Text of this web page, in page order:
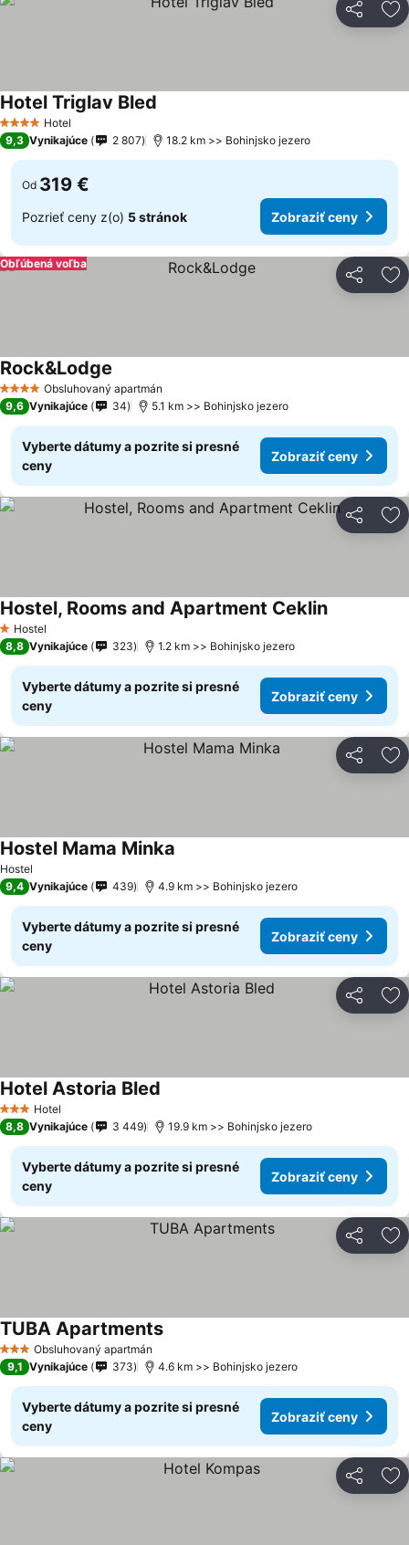
Zdieľať
4 Počet hviezdičiek
Hotel
Hotel Triglav Bled
9,3 Vynikajúce 2 807 18.2 km >> Bohinjsko jezero
Od 319 €
Pozrieť ceny z(o) 5 stránok Zobraziť ceny
Zdieľať
Obľúbená voľba
4 Počet hviezdičiek
Obsluhovaný apartmán
Rock&Lodge
9,6 Vynikajúce 34 5.1 km >> Bohinjsko jezero
Vyberte dátumy a pozrite si presné
ceny
Zobraziť ceny
Zdieľať
1 Počet hviezdičiek
Hostel
Hostel, Rooms and Apartment CeklinZobraziť
8,8 Vynikajúce 323 1.2 km >> Bohinjsko jezero
Vyberte dátumy a pozrite si presné
ceny
Zobraziť ceny
Zdieľať
Hostel
Hostel Mama Minka
9,4 Vynikajúce 439 4.9 km >> Bohinjsko jezero
Vyberte dátumy a pozrite si presné
ceny
Zobraziť ceny
Zdieľať
3 Počet hviezdičiek
Hotel
Hotel Astoria Bled
8,8 Vynikajúce 3 449 19.9 km >> Bohinjsko jezero
Vyberte dátumy a pozrite si presné
ceny
Zobraziť ceny
Zdieľať
3 Počet hviezdičiek
Obsluhovaný apartmán
TUBA ApartmentsZobraziť ceny
9,1 Vynikajúce 373 4.6 km >> Bohinjsko jezero
Vyberte dátumy a pozrite si presné
ceny
Zobraziť ceny
Zdieľať